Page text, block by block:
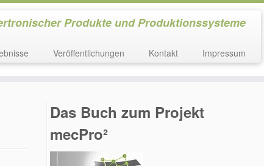
Produkte und Produktionssysteme
Veröffentlichungen Kontakt Impressum
Das Buch zum Projekt
mecPro²